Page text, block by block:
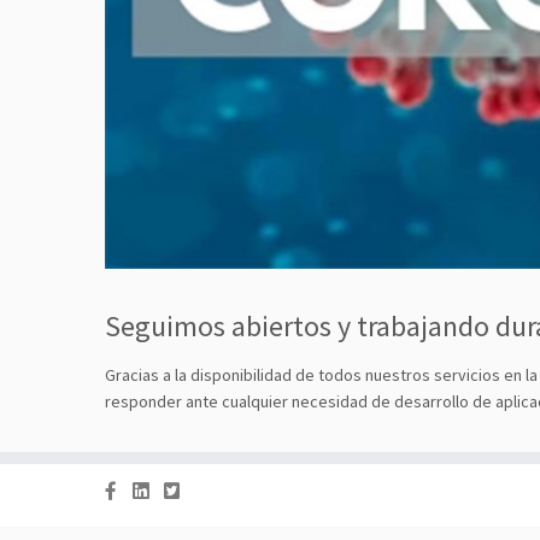
Seguimos abiertos y trabajando
Gracias a la disponibilidad de todos nuestros servicios en
responder ante cualquier necesidad de desarrollo de